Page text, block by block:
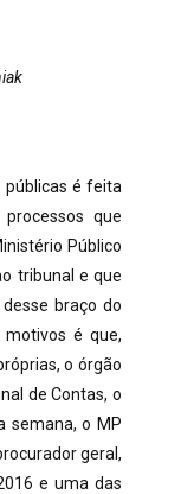
públicas é feita
que
Público
tribunal e que
braço do
é que,
o órgão
de Contas, o
semana, o MP
geral,
e uma das